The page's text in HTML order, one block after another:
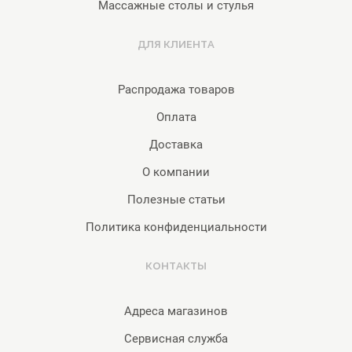
Массажные столы и стулья
ДЛЯ КЛИЕНТА
Распродажа товаров
Оплата
Доставка
О компании
Полезные статьи
Политика конфиденциальности
КОНТАКТЫ
Адреса магазинов
Сервисная служба